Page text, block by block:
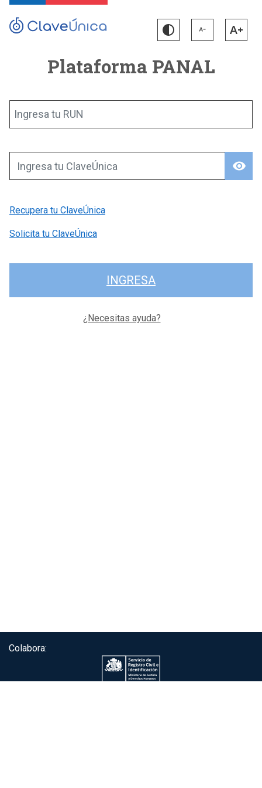
Plataforma PANAL
Ingresa tu RUN
visibility
Ingresa tu ClaveÚnica
Recupera tu ClaveÚnica
Solicita tu ClaveÚnica
INGRESA
¿Necesitas ayuda?
Colabora: